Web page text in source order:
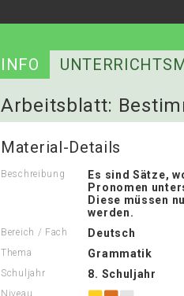
INFO
Arbeitsblatt:
Material-Details
Beschreibung
Es sind Sätze,
Pronomen
Diese müssen
werden.
Bereich / Fach Deutsch
Thema Grammatik
Schuljahr 8. Schuljahr
Niveau